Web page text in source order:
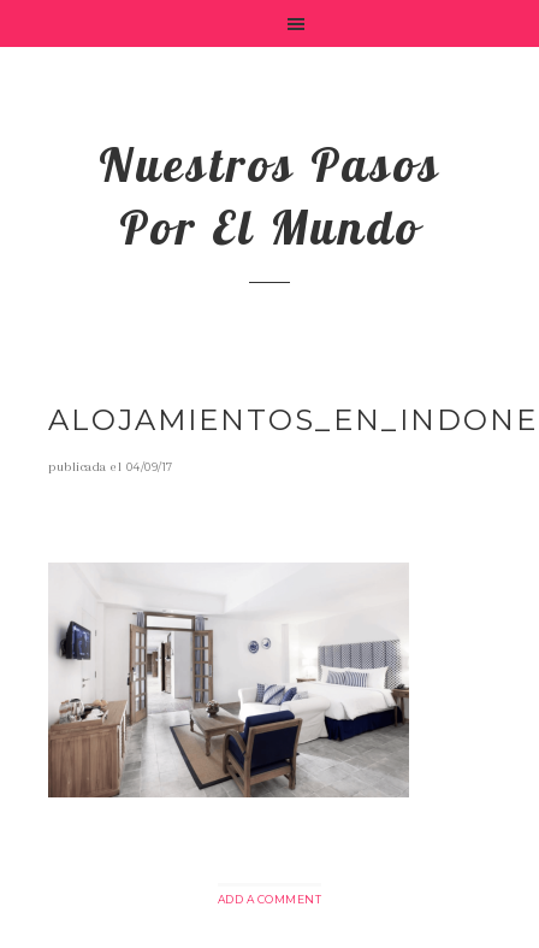
Nuestros Pasos
Por El Mundo
publicada el 04/09/17
ADD A COMMENT